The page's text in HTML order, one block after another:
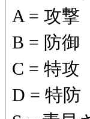
A = 攻撃
B = 防御
C = 特攻
D = 特防